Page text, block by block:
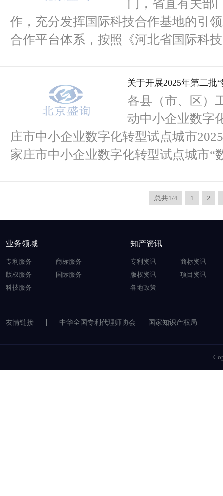
门，省直有关
作，充分发挥国际科技合作基地的引
合作平台体系，按照《河北省国际科
关于开展2025年第二批
各县（市、区）
动中小企业数字
庄市中小企业数字化转型试点城市
家庄市中小企业数字化转型试点城市“
总共1/4 1 2
业务领域
专利服务
商标服务
版权服务
国际服务
科技服务
知产资讯
专利资讯
商标资讯
版权资讯
项目资讯
各地政策
友情链接 中华全国专利代理师协会 国家知识产权局